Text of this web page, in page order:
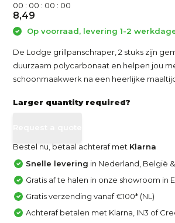
00 : 00 : 00 : 00
8,49
Op voorraad, levering 1-2
De Lodge grillpanschraper, 2 stuks zijn
duurzaam polycarbonaat en helpen jou
schoonmaakwerk na een heerlijke
Larger quantity required?
Bestel nu, betaal achteraf met Klarna
Snelle levering in Nederland, België
Gratis af te halen in onze showroom in
Gratis verzending vanaf €100* (NL)
Achteraf betalen met Klarna, IN3 of